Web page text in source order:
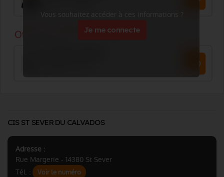
Vous souhaitez accéder à ces informations ?
Je me connecte
CIS ST SEVER DU CALVADOS
Adresse :
Rue Margerie - 14380 St Sever
Tél. :
Voir le numéro